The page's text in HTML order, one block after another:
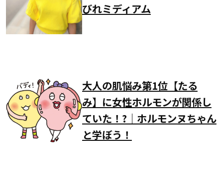
びれミディアム
大人の肌悩み第1位【たる
み】に女性ホルモンが関係し
ていた！?｜ホルモンヌちゃん
と学ぼう！